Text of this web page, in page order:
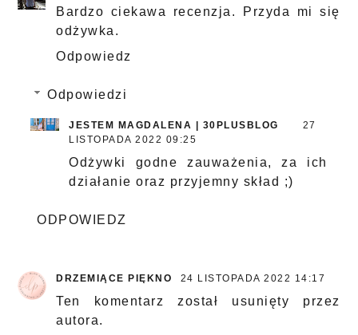
Bardzo ciekawa recenzja. Przyda mi się
odżywka.
Odpowiedz
Odpowiedzi
JESTEM MAGDALENA | 30PLUSBLOG
27
LISTOPADA 2022 09:25
Odżywki godne zauważenia, za ich
działanie oraz przyjemny skład ;)
ODPOWIEDZ
DRZEMIĄCE PIĘKNO 24 LISTOPADA 2022 14:17
Ten komentarz został usunięty przez
autora.